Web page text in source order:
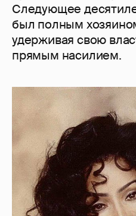
Следующее
был полным
удерживая свою
прямым насилием.